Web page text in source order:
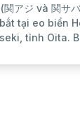
アジ và 関サ
tại eo biển
tỉnh Oita.